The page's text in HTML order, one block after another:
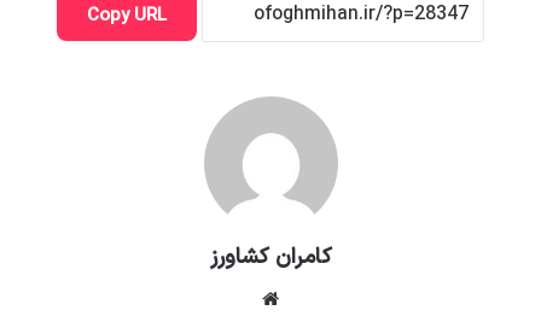
Copy URL
کامران کشاورز